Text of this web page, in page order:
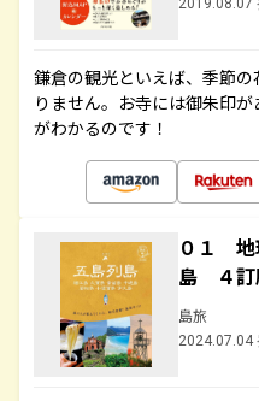
2019.08.07
鎌倉の観光といえば、季節
りません。お寺には御朱印
がわかるのです！
０１
島 ４訂
島旅
2024.07.04